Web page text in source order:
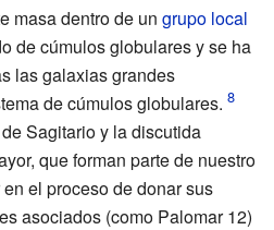
masa dentro de un grupo local
de cúmulos globulares y se ha
las galaxias grandes
de cúmulos globulares.
Sagitario y la discutida
que forman parte de nuestro
el proceso de donar sus
asociados (como Palomar 12)